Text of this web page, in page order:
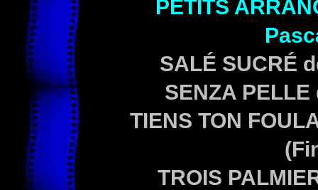
PETITS
SALÉ SUCRÉ
SENZA PELLE
TIENS TON
TROIS